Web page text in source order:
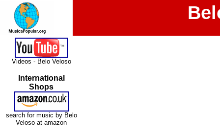
Videos - Belo Veloso
International
Shops
search for music by Belo
Veloso at amazon